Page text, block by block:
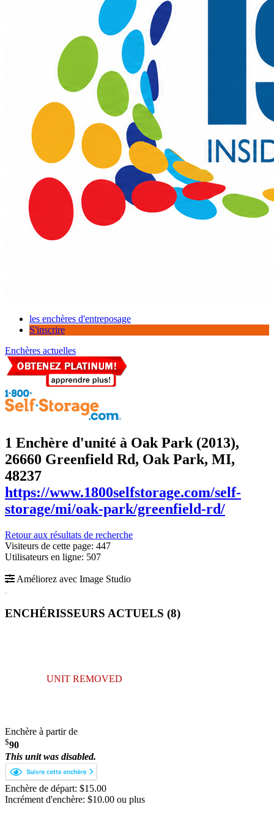
les enchères d'entreposage
S'inscrire
Enchères actuelles
1 Enchère d'unité à Oak Park (2013),
26660 Greenfield Rd, Oak Park, MI,
48237
https://www.1800selfstorage.com/self-
storage/mi/oak-park/greenfield-rd/
Retour aux résultats de recherche
Visiteurs de cette page: 447
Utilisateurs en ligne: 507
Améliorez avec Image Studio
ENCHÉRISSEURS ACTUELS (8)
UNIT REMOVED
Enchère à partir de
$90
This unit was disabled.
Enchère de départ: $15.00
Incrément d'enchère: $10.00 ou plus